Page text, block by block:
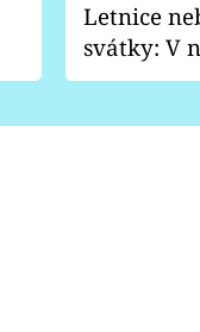
Letnice
svátky: V
pondělí